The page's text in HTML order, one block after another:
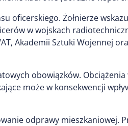
oficerskiego. Żołnierze
w wojskach
Akademii Sztuki Wojennej
obowiązków. Obciążenia
może w konsekwencji
odprawy mieszkaniowej.